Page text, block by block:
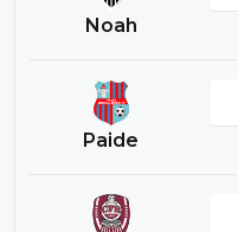
Noah
Paide